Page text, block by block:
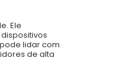
Ele
lidar com
de alta